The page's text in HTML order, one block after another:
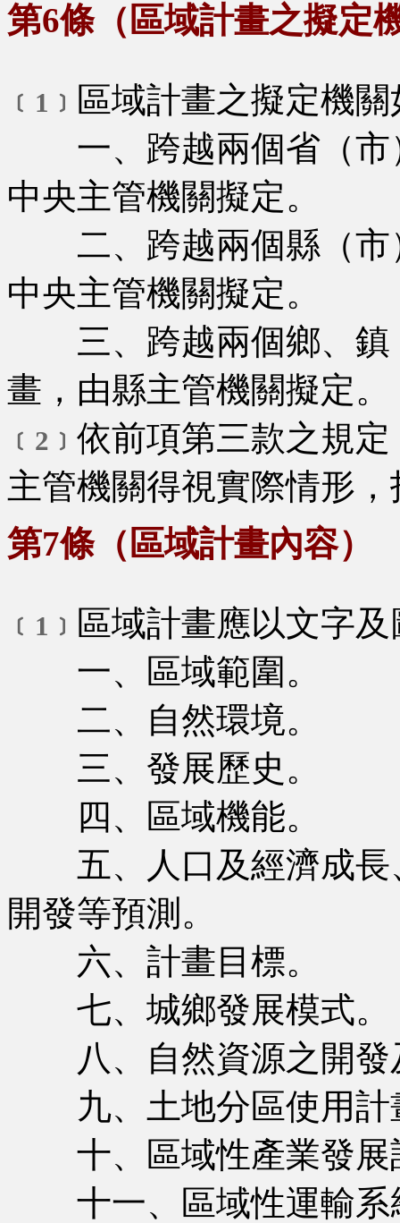
第6條（區域計畫之擬定
﹝1﹞ 區域計畫之擬定機
一、跨越兩個省（市
中央主管機關擬定。
二、跨越兩個縣（市
中央主管機關擬定。
三、跨越兩個鄉、鎮
畫，由縣主管機關擬定。
﹝2﹞ 依前項第三款之規
主管機關得視實際情形
第7條（區域計畫內容）
﹝1﹞ 區域計畫應以文字
一、區域範圍。
二、自然環境。
三、發展歷史。
四、區域機能。
五、人口及經濟成長
開發等預測。
六、計畫目標。
七、城鄉發展模式。
八、自然資源之開發
九、土地分區使用計
十、區域性產業發展
十一、區域性運輸系